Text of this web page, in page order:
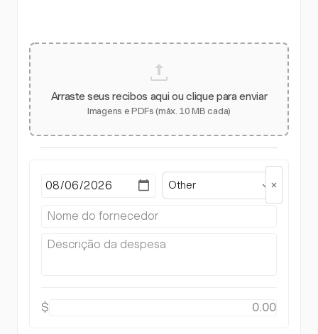
Arraste seus recibos aqui ou clique para enviar
Imagens e PDFs (máx. 10 MB cada)
Other
$